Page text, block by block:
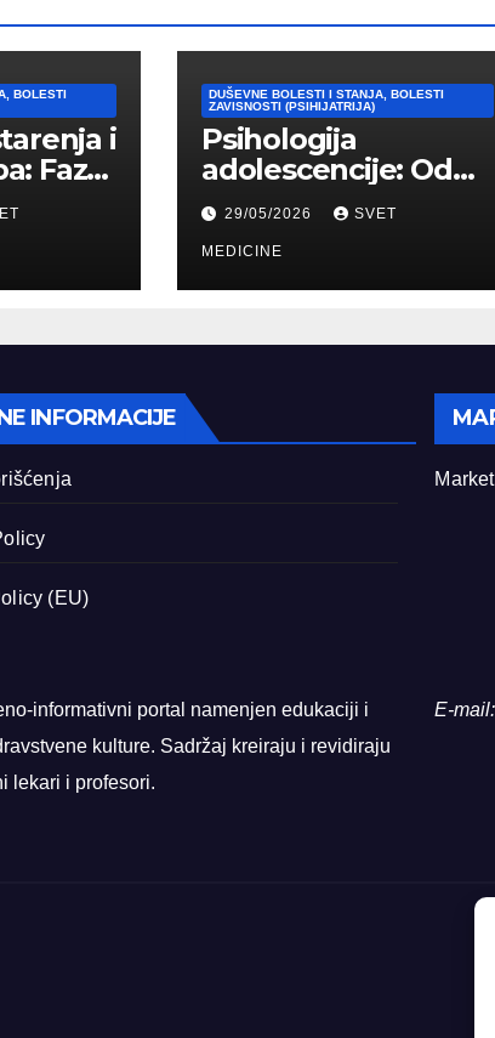
BOLESTI
i
Faze,
i
DUŠEVNE BOLESTI I STANJA, BOLESTI
ZAVISNOSTI (PSIHIJATRIJA)
Psihologija
adolescencije: Od
“bura i oluja” do
formiranja stabilnog
identiteta
29/05/2026 SVET
MEDICINE
INFORMACIJE
(EU)
informativni portal namenjen edukaciji i
kulture. Sadržaj kreiraju i revidiraju
lekari i profesori.
E-